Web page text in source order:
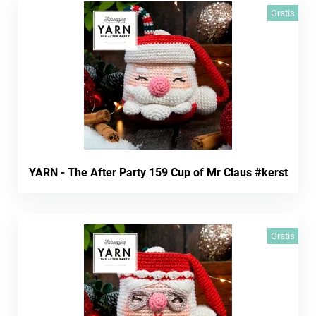
Gratis
YARN - The After Party 159 Cup of Mr Claus #kerst
Gratis